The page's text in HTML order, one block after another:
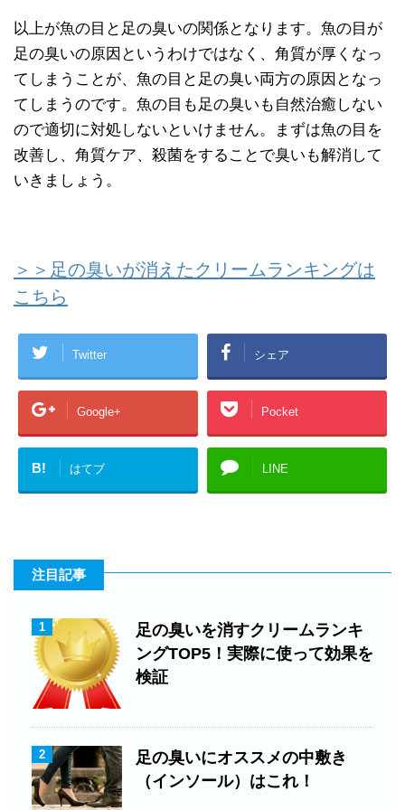
以上が魚の目と足の臭いの関係となります。魚の目が
足の臭いの原因というわけではなく、角質が厚くなっ
てしまうことが、魚の目と足の臭い両方の原因となっ
てしまうのです。魚の目も足の臭いも自然治癒しない
ので適切に対処しないといけません。まずは魚の目を
改善し、角質ケア、殺菌をすることで臭いも解消して
いきましょう。
＞＞足の臭いが消えたクリームランキングは
こちら
Twitter シェア
Google+ Pocket
B! はてブ LINE
注目記事
1
足の臭いを消すクリームランキ
ングTOP5！実際に使って効果を
検証
2
足の臭いにオススメの中敷き
（インソール）はこれ！